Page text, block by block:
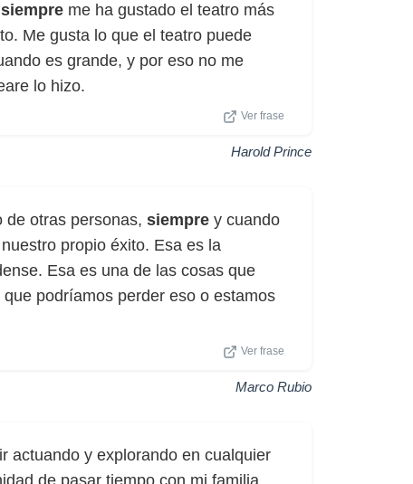
siempre me ha gustado el teatro más
Me gusta lo que el teatro puede
es grande, y por eso no me
lo hizo.
Ver frase
Harold Prince
de otras personas, siempre y cuando
propio éxito. Esa es la
Esa es una de las cosas que
podríamos perder eso o estamos
Ver frase
Marco Rubio
actuando y explorando en cualquier
de pasar tiempo con mi familia,